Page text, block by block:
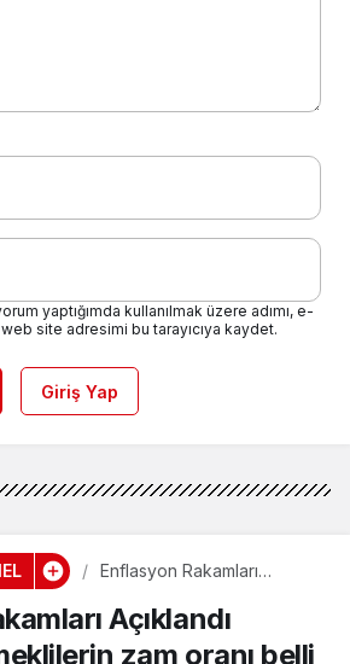
yaptığımda kullanılmak üzere adımı, e-
site adresimi bu tarayıcıya kaydet.
Giriş Yap
Enflasyon Rakamları
emeklilerin zam oranı belli
oldu
Açıklandı
zam oranı belli